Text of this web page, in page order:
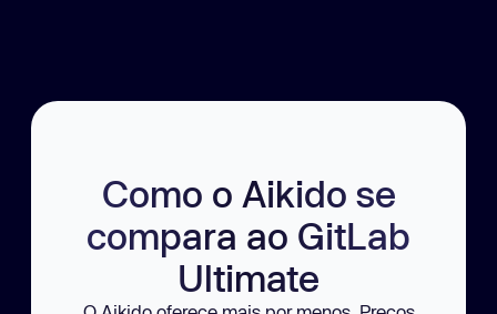
Como o Aikido se
compara ao GitLab
Ultimate